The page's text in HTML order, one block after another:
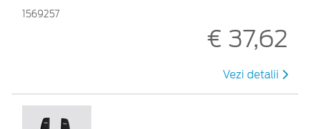
1569257
€ 37,62
Vezi detalii